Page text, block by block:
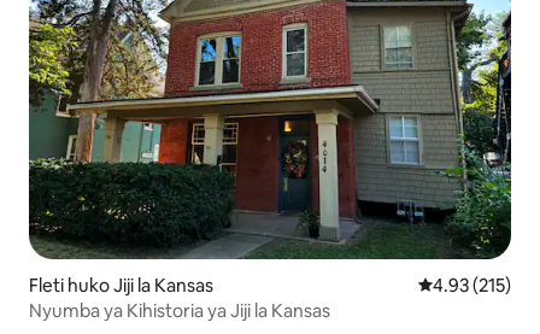
Fleti huko Jiji la Kansas Ukadiriaji wa
4.93 (215)
Nyumba ya Kihistoria ya Jiji la Kansas